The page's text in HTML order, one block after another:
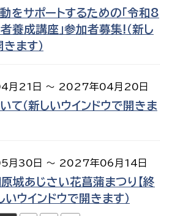
をサポートするための「令和8
養成講座」参加者募集!（新し
ます）
月21日 ～ 2027年04月20日
て（新しいウインドウで開きま
月30日 ～ 2027年06月14日
城あじさい花菖蒲まつり【終
いウインドウで開きます）